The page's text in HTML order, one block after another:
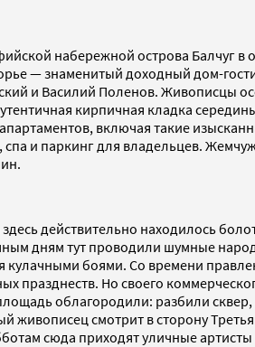
набережной острова Балчуг
— знаменитый доходный дом-
и Василий Поленов. Живописцы
кирпичная кладка
включая такие
и паркинг для владельцев.
действительно находилось
дням тут проводили шумные
кулачными боями. Со времени
празднеств. Но своего
облагородили: разбили
живописец смотрит в сторону
сюда приходят уличные